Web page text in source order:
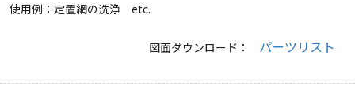
使用例：定置網の洗浄 etc.
図面ダウンロード： パーツリスト